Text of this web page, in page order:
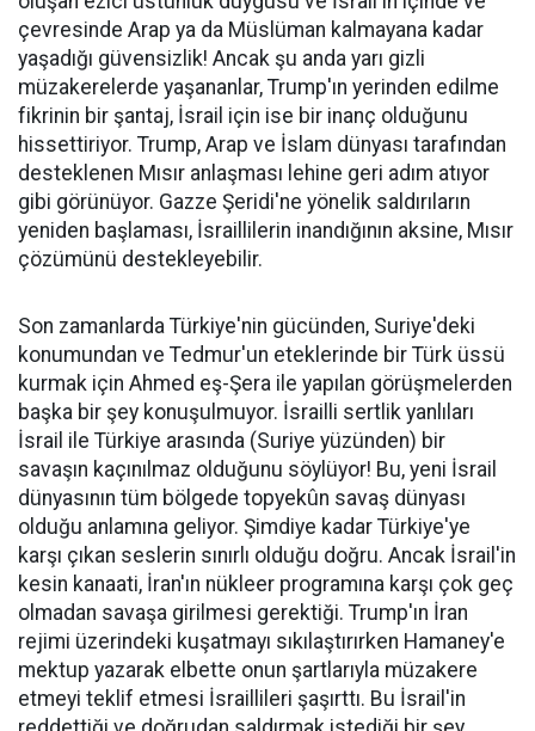
çevresinde Arap ya da Müslüman kalmayana kadar
yaşadığı güvensizlik! Ancak şu anda yarı gizli
müzakerelerde yaşananlar, Trump'ın yerinden edilme
fikrinin bir şantaj, İsrail için ise bir inanç olduğunu
hissettiriyor. Trump, Arap ve İslam dünyası tarafından
desteklenen Mısır anlaşması lehine geri adım atıyor
gibi görünüyor. Gazze Şeridi'ne yönelik saldırıların
yeniden başlaması, İsraillilerin inandığının aksine, Mısır
çözümünü destekleyebilir.
Son zamanlarda Türkiye'nin gücünden, Suriye'deki
konumundan ve Tedmur'un eteklerinde bir Türk üssü
kurmak için Ahmed eş-Şera ile yapılan görüşmelerden
başka bir şey konuşulmuyor. İsrailli sertlik yanlıları
İsrail ile Türkiye arasında (Suriye yüzünden) bir
savaşın kaçınılmaz olduğunu söylüyor! Bu, yeni İsrail
dünyasının tüm bölgede topyekûn savaş dünyası
olduğu anlamına geliyor. Şimdiye kadar Türkiye'ye
karşı çıkan seslerin sınırlı olduğu doğru. Ancak İsrail'in
kesin kanaati, İran'ın nükleer programına karşı çok geç
olmadan savaşa girilmesi gerektiği. Trump'ın İran
rejimi üzerindeki kuşatmayı sıkılaştırırken Hamaney'e
mektup yazarak elbette onun şartlarıyla müzakere
etmeyi teklif etmesi İsraillileri şaşırttı. Bu İsrail'in